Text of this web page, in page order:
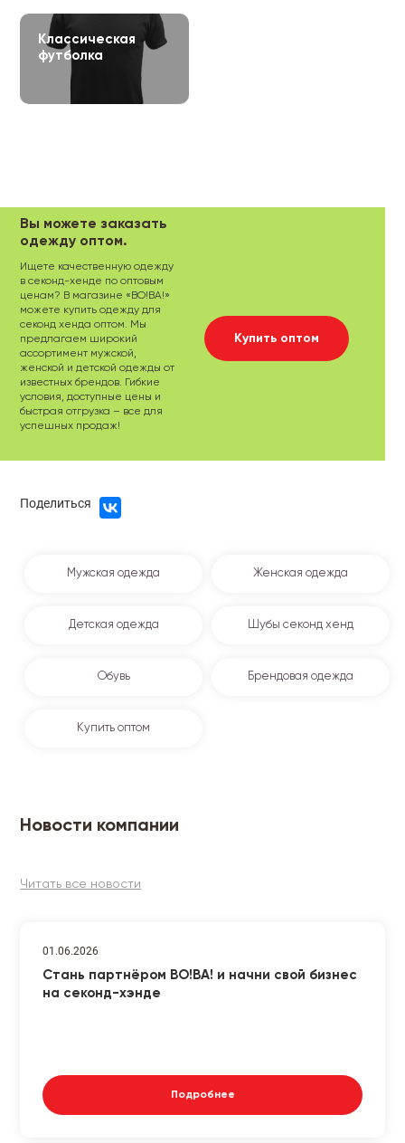
Классическая
футболка
Вы можете заказать
одежду оптом.
Ищете качественную одежду
в секонд-хенде по оптовым
ценам? В магазине «ВО!ВА!»
можете купить одежду для
секонд хенда оптом. Мы
предлагаем широкий
ассортимент мужской,
женской и детской одежды от
известных брендов. Гибкие
условия, доступные цены и
быстрая отгрузка – все для
успешных продаж!
Купить оптом
Поделиться
Мужская одежда Женская одежда
Детская одежда Шубы секонд хенд
Обувь Брендовая одежда
Купить оптом
Новости компании
Читать все новости
01.06.2026
Стань партнёром ВО!ВА! и начни свой бизнес
на секонд-хэнде
Подробнее